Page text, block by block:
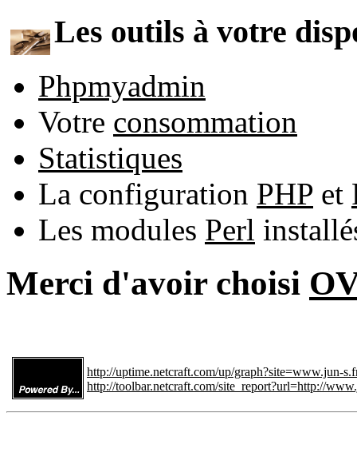
Les outils à votre
Phpmyadmin
Votre consommation
Statistiques
La configuration PHP et
Les modules Perl
Merci d'avoir choisi
http://uptime.netcraft.com/up/graph?site=www.jun-
http://toolbar.netcraft.com/site_report?url=http://